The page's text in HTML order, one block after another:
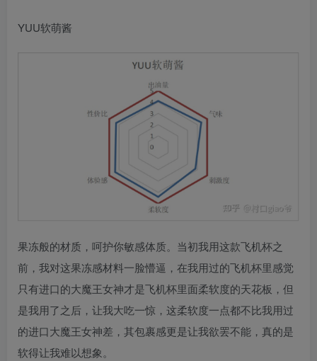
YUU软萌酱
果冻般的材质，呵护你敏感体质。当初我用这款飞机杯之
前，我对这果冻感材料一脸懵逼，在我用过的飞机杯里感觉
只有进口的大魔王女神才是飞机杯里面柔软度的天花板，但
是我用了之后，让我大吃一惊，这柔软度一点都不比我用过
的进口大魔王女神差，其包裹感更是让我欲罢不能，真的是
软得让我难以想象。